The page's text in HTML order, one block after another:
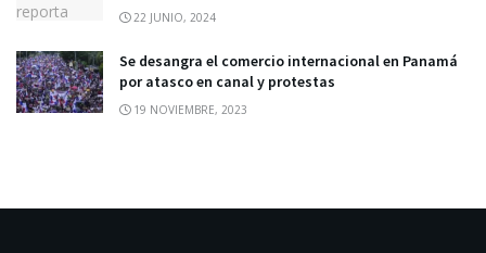
22 JUNIO, 2024
Se desangra el comercio internacional en Panamá
por atasco en canal y protestas
19 NOVIEMBRE, 2023